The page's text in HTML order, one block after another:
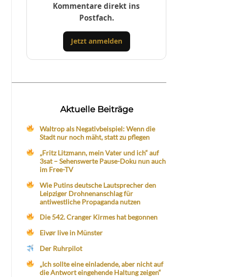
Kommentare direkt ins
Postfach.
Jetzt anmelden
Aktuelle Beiträge
Waltrop als Negativbeispiel: Wenn die
Stadt nur noch mäht, statt zu pflegen
„Fritz Litzmann, mein Vater und ich“ auf
3sat – Sehenswerte Pause-Doku nun auch
im Free-TV
Wie Putins deutsche Lautsprecher den
Leipziger Drohnenanschlag für
antiwestliche Propaganda nutzen
Die 542. Cranger Kirmes hat begonnen
Eivør live in Münster
Der Ruhrpilot
„Ich sollte eine einladende, aber nicht auf
die Antwort eingehende Haltung zeigen“